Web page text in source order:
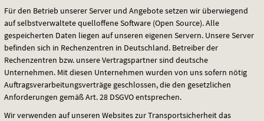
Für den Betrieb unserer Server und Angebote setzen wir überwiegend
auf selbstverwaltete quelloffene Software (Open Source). Alle
gespeicherten Daten liegen auf unseren eigenen Servern. Unsere Server
befinden sich in Rechenzentren in Deutschland. Betreiber der
Rechenzentren bzw. unsere Vertragspartner sind deutsche
Unternehmen. Mit diesen Unternehmen wurden von uns sofern nötig
Auftragsverarbeitungsverträge geschlossen, die den gesetzlichen
Anforderungen gemäß Art. 28 DSGVOentsprechen.
Wir verwenden auf unseren Websites zur Transportsicherheit das